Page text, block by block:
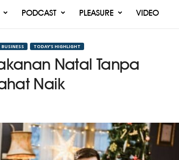
PODCAST PLEASURE VIDEO
BUSINESS TODAY’S HIGHLIGHT
Natal Tanpa
Naik